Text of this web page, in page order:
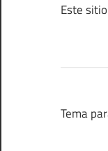
Este
Tema